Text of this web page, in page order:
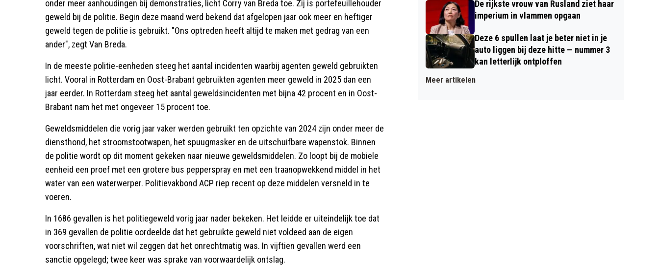
onder meer aanhoudingen bij demonstraties, licht Corry van Breda toe. Zij is portefeuillehouder
geweld bij de politie. Begin deze maand werd bekend dat afgelopen jaar ook meer en heftiger
geweld tegen de politie is gebruikt. "Ons optreden heeft altijd te maken met gedrag van een
ander", zegt Van Breda.
In de meeste politie-eenheden steeg het aantal incidenten waarbij agenten geweld gebruikten
licht. Vooral in Rotterdam en Oost-Brabant gebruikten agenten meer geweld in 2025 dan een
jaar eerder. In Rotterdam steeg het aantal geweldsincidenten met bijna 42 procent en in Oost-
Brabant nam het met ongeveer 15 procent toe.
Geweldsmiddelen die vorig jaar vaker werden gebruikt ten opzichte van 2024 zijn onder meer de
diensthond, het stroomstootwapen, het spuugmasker en de uitschuifbare wapenstok. Binnen
de politie wordt op dit moment gekeken naar nieuwe geweldsmiddelen. Zo loopt bij de mobiele
eenheid een proef met een grotere bus pepperspray en met een traanopwekkend middel in het
water van een waterwerper. Politievakbond ACP riep recent op deze middelen versneld in te
voeren.
In 1686 gevallen is het politiegeweld vorig jaar nader bekeken. Het leidde er uiteindelijk toe dat
in 369 gevallen de politie oordeelde dat het gebruikte geweld niet voldeed aan de eigen
voorschriften, wat niet wil zeggen dat het onrechtmatig was. In vijftien gevallen werd een
sanctie opgelegd; twee keer was sprake van voorwaardelijk ontslag.
De rijkste vrouw van Rusland ziet haar
imperium in vlammen opgaan
Deze 6 spullen laat je beter niet in je
auto liggen bij deze hitte — nummer 3
kan letterlijk ontploffen
Meer artikelen